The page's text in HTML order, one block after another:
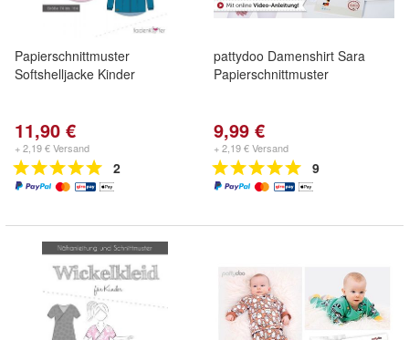
Papierschnittmuster
Softshelljacke Kinder
11,90 €
+ 2,19 € Versand
2
pattydoo Damenshirt Sara
Papierschnittmuster
9,99 €
+ 2,19 € Versand
9